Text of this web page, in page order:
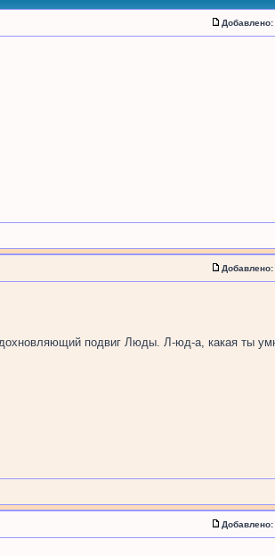
Добавлено:
Добавлено:
подвиг Люды. Л-юд-а, какая ты
Добавлено: